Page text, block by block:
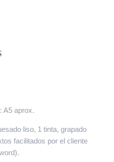
A5 aprox.
liso, 1 tinta, grapado
facilitados por el cliente